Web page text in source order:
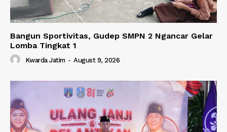
Bangun Sportivitas, Gudep SMPN 2 Ngancar Gelar
Lomba Tingkat 1
Kwarda Jatim - August 9, 2026